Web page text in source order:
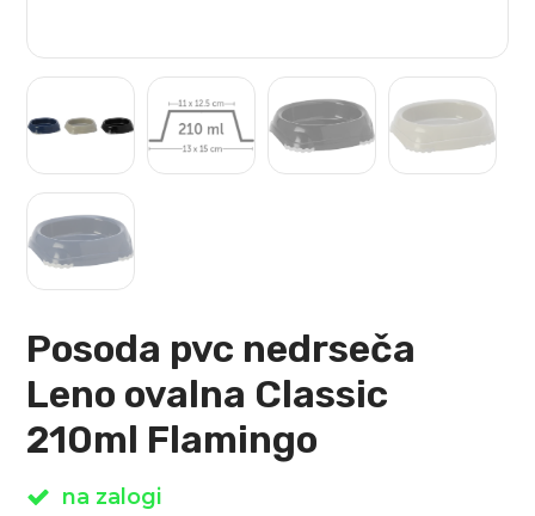
Posoda pvc nedrseča
Leno ovalna Classic
210ml Flamingo
na zalogi